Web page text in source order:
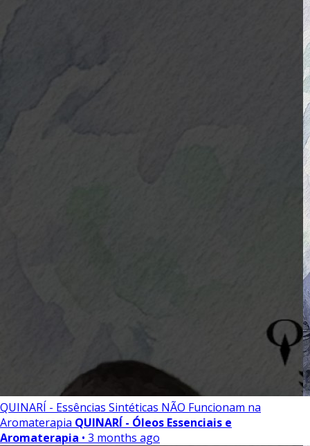
QUINARÍ - Essências Sintéticas NÃO Funcionam na
Aromaterapia QUINARÍ - Óleos Essenciais e
Aromaterapia • 3 months ago